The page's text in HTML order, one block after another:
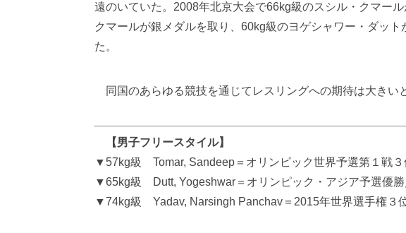
遠のいていた。2008年北京大会で66kg級のスシル・クマー
クマールが銀メダルを取り、60kg級のヨゲシャワー・ダッ
た。
同国のあらゆる競技を通じてレスリングへの期待は大きい
【男子フリースタイル】
▼57kg級 Tomar, Sandeep＝オリンピック世界予選第１戦
▼65kg級 Dutt, Yogeshwar＝オリンピック・アジア予選優
▼74kg級 Yadav, Narsingh Panchav＝2015年世界選手権３